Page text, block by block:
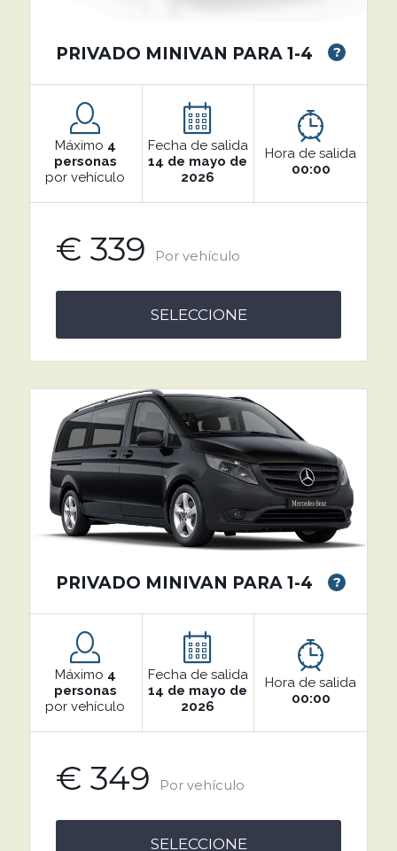
PRIVADO MINIVAN PARA 1-4 ?
Máximo 4
personas
por vehículo
Fecha de salida
14 de mayo de
2026
Hora de salida
00:00
€ 339 Por vehículo
SELECCIONE
PRIVADO MINIVAN PARA 1-4 ?
Máximo 4
personas
por vehículo
Fecha de salida
14 de mayo de
2026
Hora de salida
00:00
€ 349 Por vehículo
SELECCIONE